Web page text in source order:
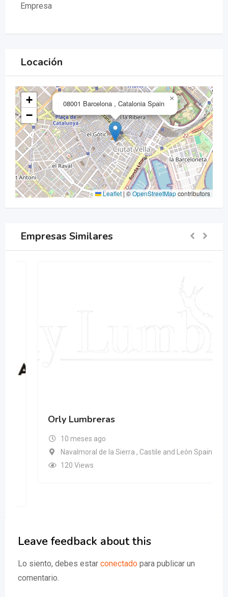
Empresa
Locación
08001 Barcelona , Catalonia Spain
×
+
−
Leaflet|©OpenStreetMapcontributors
Empresas Similares
Orly Lumbreras
10 meses ago
Navalmoral de la Sierra , Castile and León Spain
120 Views
Leave feedback about this
Lo siento, debes estar conectado para publicar un
comentario.